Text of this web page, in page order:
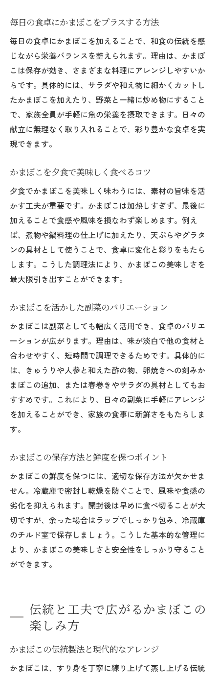
毎日の食卓にかまぼこをプラスする方法
毎日の食卓にかまぼこを加えることで、和食の伝統を感
じながら栄養バランスを整えられます。理由は、かまぼ
こは保存が効き、さまざまな料理にアレンジしやすいか
らです。具体的には、サラダや和え物に細かくカットし
たかまぼこを加えたり、野菜と一緒に炒め物にすること
で、家族全員が手軽に魚の栄養を摂取できます。日々の
献立に無理なく取り入れることで、彩り豊かな食卓を実
現できます。
かまぼこを夕食で美味しく食べるコツ
夕食でかまぼこを美味しく味わうには、素材の旨味を活
かす工夫が重要です。かまぼこは加熱しすぎず、最後に
加えることで食感や風味を損なわず楽しめます。例え
ば、煮物や鍋料理の仕上げに加えたり、天ぷらやグラタ
ンの具材として使うことで、食卓に変化と彩りをもたら
します。こうした調理法により、かまぼこの美味しさを
最大限引き出すことができます。
かまぼこを活かした副菜のバリエーション
かまぼこは副菜としても幅広く活用でき、食卓のバリエ
ーションが広がります。理由は、味が淡白で他の食材と
合わせやすく、短時間で調理できるためです。具体的に
は、きゅうりや人参と和えた酢の物、卵焼きへの刻みか
まぼこの追加、または春巻きやサラダの具材としてもお
すすめです。これにより、日々の副菜に手軽にアレンジ
を加えることができ、家族の食事に新鮮さをもたらしま
す。
かまぼこの保存方法と鮮度を保つポイント
かまぼこの鮮度を保つには、適切な保存方法が欠かせま
せん。冷蔵庫で密封し乾燥を防ぐことで、風味や食感の
劣化を抑えられます。開封後は早めに食べ切ることが大
切ですが、余った場合はラップでしっかり包み、冷蔵庫
のチルド室で保存しましょう。こうした基本的な管理に
より、かまぼこの美味しさと安全性をしっかり守ること
ができます。
伝統と工夫で広がるかまぼこの
楽しみ方
かまぼこの伝統製法と現代的なアレンジ
かまぼこは、すり身を丁寧に練り上げて蒸し上げる伝統